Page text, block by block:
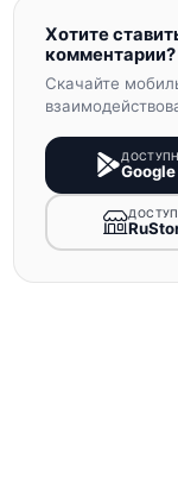
Хотите
комментарии?
Скачайте